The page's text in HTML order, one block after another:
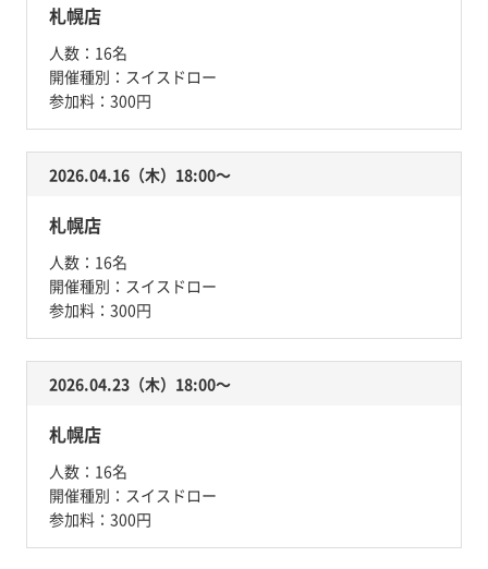
札幌店
人数： 16名
開催種別： スイスドロー
参加料： 300円
2026.04.16（木）18:00〜
札幌店
人数： 16名
開催種別： スイスドロー
参加料： 300円
2026.04.23（木）18:00〜
札幌店
人数： 16名
開催種別： スイスドロー
参加料： 300円